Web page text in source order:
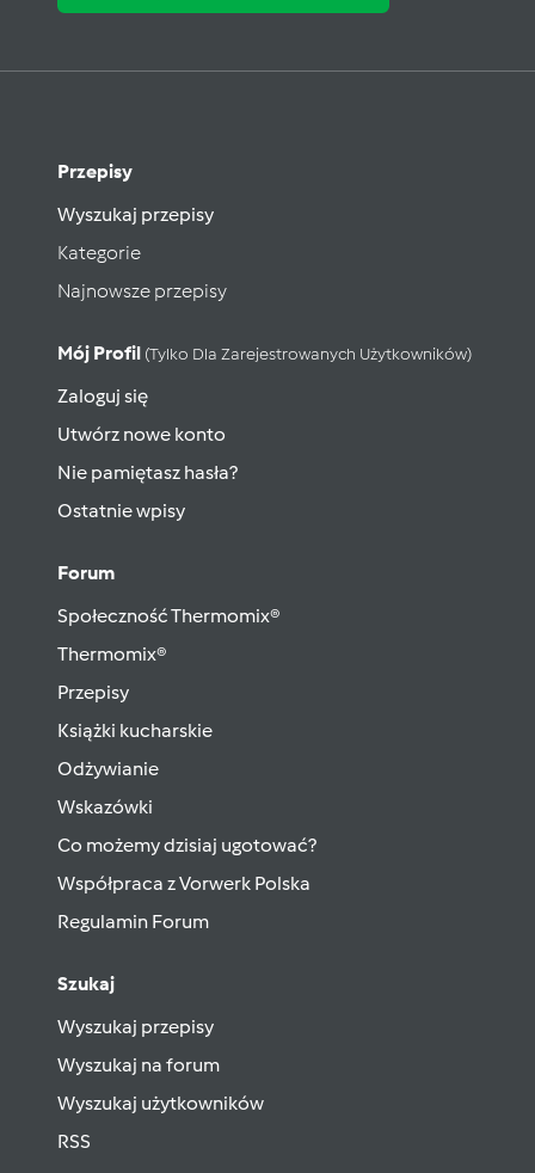
Przepisy
Wyszukaj przepisy
Kategorie
Najnowsze przepisy
Mój Profil (tylko Dla Zarejestrowanych Użytkowników)
Zaloguj się
Utwórz nowe konto
Nie pamiętasz hasła?
Ostatnie wpisy
Forum
Społeczność Thermomix®
Thermomix®
Przepisy
Książki kucharskie
Odżywianie
Wskazówki
Co możemy dzisiaj ugotować?
Współpraca z Vorwerk Polska
Regulamin Forum
Szukaj
Wyszukaj przepisy
Wyszukaj na forum
Wyszukaj użytkowników
RSS